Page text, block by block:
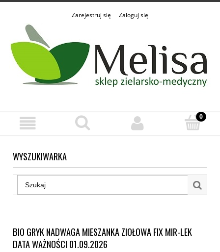
Zarejestruj się Zaloguj się
WYSZUKIWARKA
BIO GRYK NADWAGA MIESZANKA ZIOŁOWA FIX MIR-LEK
DATA WAŻNOŚCI 01.09.2026